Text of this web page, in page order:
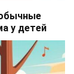
у детей